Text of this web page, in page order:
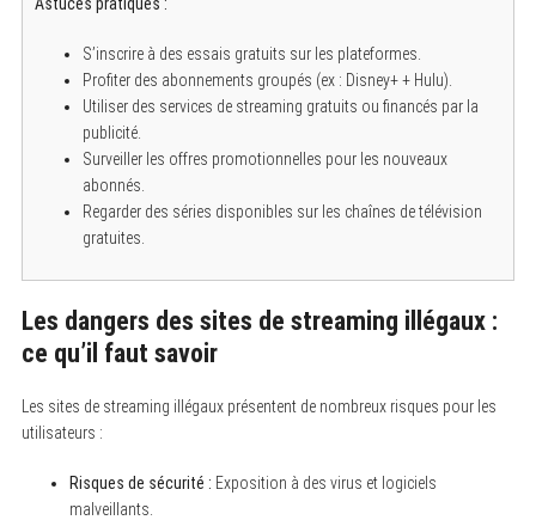
S’inscrire à des essais gratuits sur les plateformes.
Profiter des abonnements groupés (ex : Disney+ + Hulu).
Utiliser des services de streaming gratuits ou financés par la
publicité.
Surveiller les offres promotionnelles pour les nouveaux
abonnés.
Regarder des séries disponibles sur les chaînes de télévision
gratuites.
Les dangers des sites de streaming illégaux :
ce qu’il faut savoir
Les sites de streaming illégaux présentent de nombreux risques pour les
utilisateurs :
Risques de sécurité : Exposition à des virus et logiciels
malveillants.